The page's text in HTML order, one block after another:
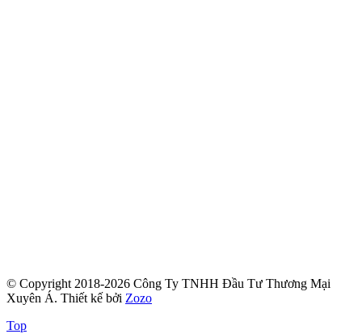
© Copyright 2018-2026 Công Ty TNHH Đầu Tư Thương Mại
Xuyên Á. Thiết kế bởi Zozo
Top